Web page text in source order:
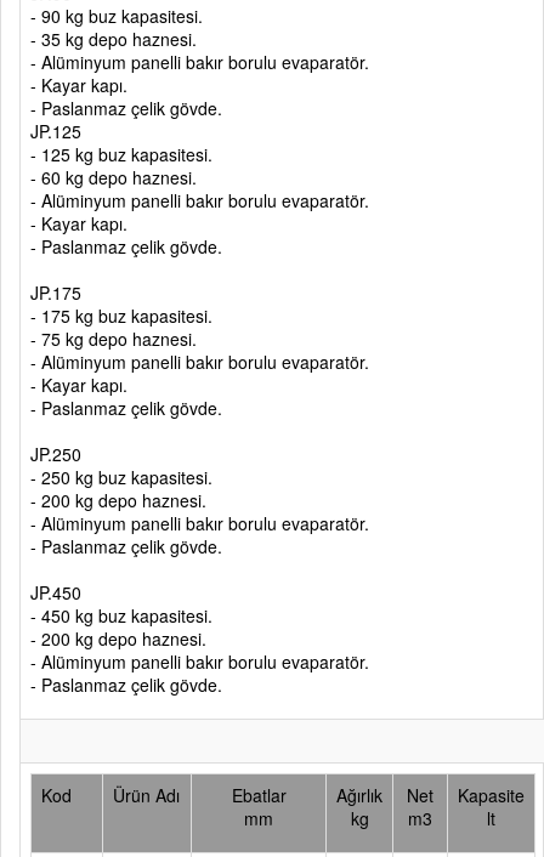
- 90 kg buz kapasitesi.
- 35 kg depo haznesi.
- Alüminyum panelli bakır borulu evaparatör.
- Kayar kapı.
- Paslanmaz çelik gövde.
JP.125
- 125 kg buz kapasitesi.
- 60 kg depo haznesi.
- Alüminyum panelli bakır borulu evaparatör.
- Kayar kapı.
- Paslanmaz çelik gövde.
JP.175
- 175 kg buz kapasitesi.
- 75 kg depo haznesi.
- Alüminyum panelli bakır borulu evaparatör.
- Kayar kapı.
- Paslanmaz çelik gövde.
JP.250
- 250 kg buz kapasitesi.
- 200 kg depo haznesi.
- Alüminyum panelli bakır borulu evaparatör.
- Paslanmaz çelik gövde.
JP.450
- 450 kg buz kapasitesi.
- 200 kg depo haznesi.
- Alüminyum panelli bakır borulu evaparatör.
- Paslanmaz çelik gövde.
Kod Ürün Adı
Ebatlar
mm
Ağırlık
kg
Net
m3
Kapasite
lt